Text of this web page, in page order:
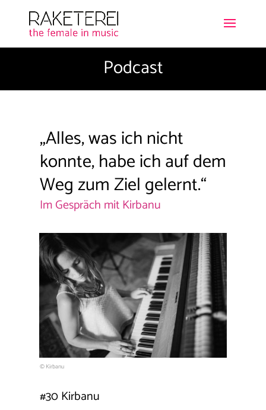
Podcast
„Alles, was ich nicht
konnte, habe ich auf dem
Weg zum Ziel gelernt.“
Im Gespräch mit Kirbanu
© Kirbanu
#30 Kirbanu